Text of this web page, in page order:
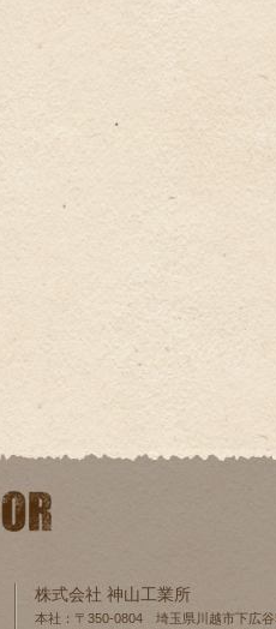
株式会社 神山工業所
本社：〒350-0804 埼玉県川越市下広